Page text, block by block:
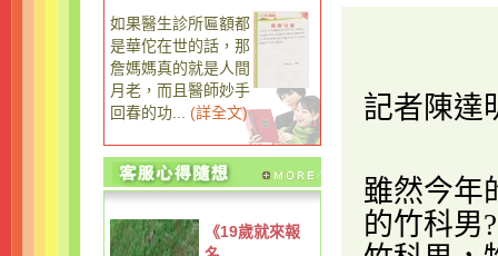
如果醫生診所匾額都
是華佗在世的話，那
詹媽媽真的就是人間
月老，而且醫師妙手
回春的功...
(詳全文)
《19歲就來報
記者陳達
雖然今年
的竹科男?